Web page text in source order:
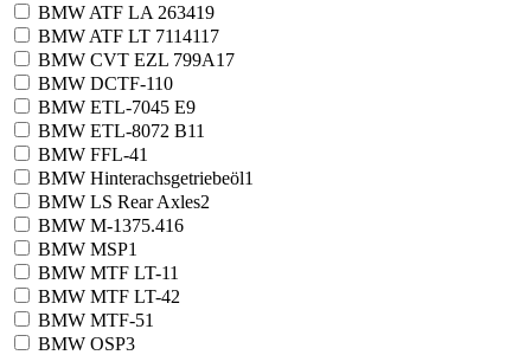
BMW ATF LA 263419
BMW ATF LT 7114117
BMW CVT EZL 799A17
BMW DCTF-110
BMW ETL-7045 E9
BMW ETL-8072 B11
BMW FFL-41
BMW Hinterachsgetriebeöl1
BMW LS Rear Axles2
BMW M-1375.416
BMW MSP1
BMW MTF LT-11
BMW MTF LT-42
BMW MTF-51
BMW OSP3